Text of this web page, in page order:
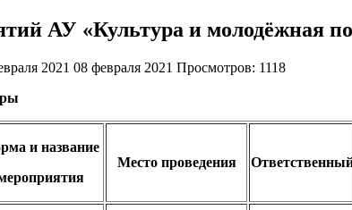
АУ «Культура и молодёжная
2021 08 февраля 2021 Просмотров: 1118
и название
Место проведения